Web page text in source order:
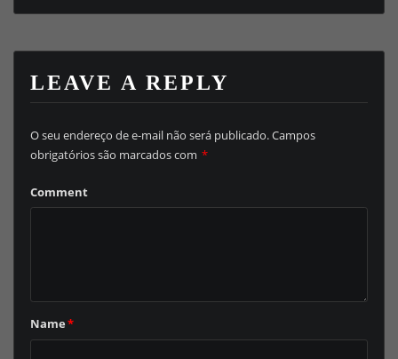
LEAVE A REPLY
O seu endereço de e-mail não será publicado.Campos
obrigatórios são marcados com *
Comment
Name*